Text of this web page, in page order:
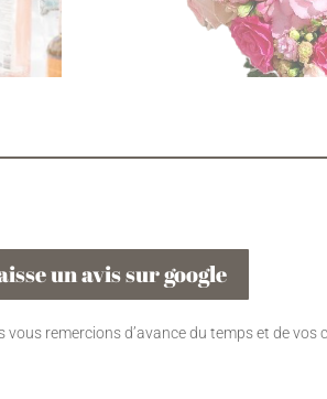
un avis sur google
remercions d’avance du temps et de vos